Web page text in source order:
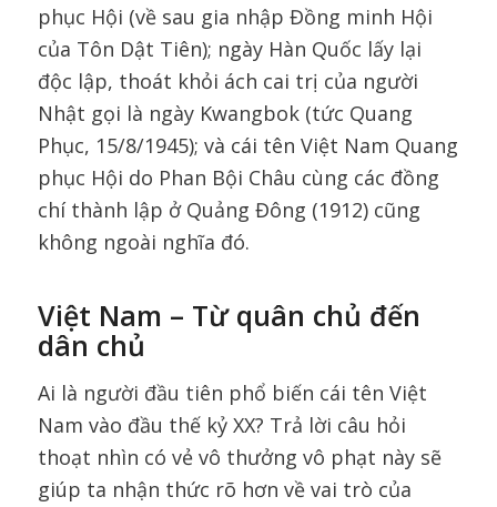
phục Hội (về sau gia nhập Đồng minh Hội
của Tôn Dật Tiên); ngày Hàn Quốc lấy lại
độc lập, thoát khỏi ách cai trị của người
Nhật gọi là ngày Kwangbok (tức Quang
Phục, 15/8/1945); và cái tên Việt Nam Quang
phục Hội do Phan Bội Châu cùng các đồng
chí thành lập ở Quảng Đông (1912) cũng
không ngoài nghĩa đó.
Việt Nam – Từ quân chủ đến
dân chủ
Ai là người đầu tiên phổ biến cái tên Việt
Nam vào đầu thế kỷ XX? Trả lời câu hỏi
thoạt nhìn có vẻ vô thưởng vô phạt này sẽ
giúp ta nhận thức rõ hơn về vai trò của